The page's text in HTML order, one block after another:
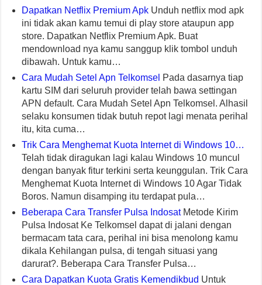
Dapatkan Netflix Premium Apk Unduh netflix mod apk
ini tidak akan kamu temui di play store ataupun app
store. Dapatkan Netflix Premium Apk. Buat
mendownload nya kamu sanggup klik tombol unduh
dibawah. Untuk kamu…
Cara Mudah Setel Apn Telkomsel Pada dasarnya tiap
kartu SIM dari seluruh provider telah bawa settingan
APN default. Cara Mudah Setel Apn Telkomsel. Alhasil
selaku konsumen tidak butuh repot lagi menata perihal
itu, kita cuma…
Trik Cara Menghemat Kuota Internet di Windows 10…
Telah tidak diragukan lagi kalau Windows 10 muncul
dengan banyak fitur terkini serta keunggulan. Trik Cara
Menghemat Kuota Internet di Windows 10 Agar Tidak
Boros. Namun disamping itu terdapat pula…
Beberapa Cara Transfer Pulsa IndosatMetode Kirim
Pulsa Indosat Ke Telkomsel dapat di jalani dengan
bermacam tata cara, perihal ini bisa menolong kamu
dikala Kehilangan pulsa, di tengah situasi yang
darurat?. Beberapa Cara Transfer Pulsa…
Cara Dapatkan Kuota Gratis Kemendikbud Untuk